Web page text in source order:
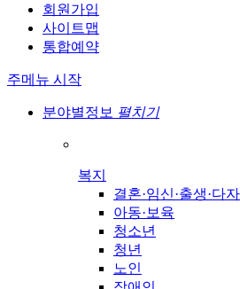
회원가입
사이트맵
통합예약
주메뉴 시작
분야별정보 펼치기
복지
결혼·임신·출생·다
아동·보육
청소년
청년
노인